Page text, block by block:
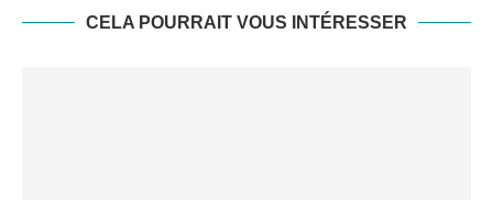
CELA POURRAIT VOUS INTÉRESSER